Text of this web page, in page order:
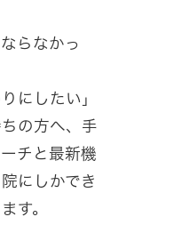
らなかっ
にしたい」
の方へ、手
チと最新機
にしかでき
す。